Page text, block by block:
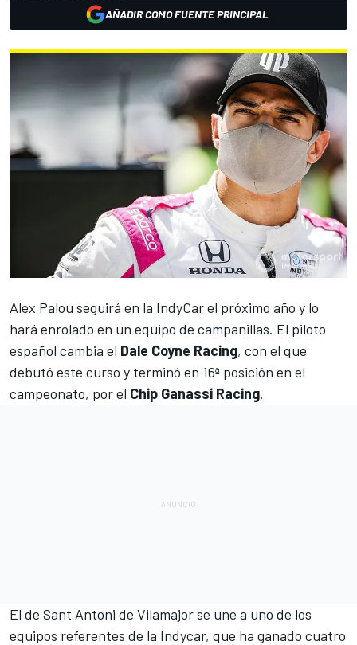
AÑADIR COMO FUENTE PRINCIPAL
Alex Palou seguirá en la IndyCarel próximo año y lo
hará enrolado en un equipo de campanillas. El piloto
español cambia el Dale Coyne Racing, con el que
debutó este curso y terminó en 16ª posición en el
campeonato, por el Chip Ganassi Racing.
El de Sant Antoni de Vilamajor se une a uno de los
equipos referentes de la Indycar, que ha ganado cuatro